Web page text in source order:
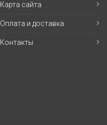
Карта сайта
Оплата и доставка
Контакты